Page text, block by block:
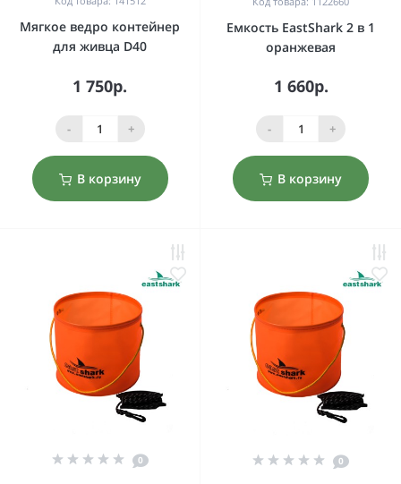
Мягкое ведро контейнер
для живца D40
1 750р.
- +
В корзину
Емкость EastShark 2 в 1
оранжевая
1 660р.
- +
В корзину
0 0